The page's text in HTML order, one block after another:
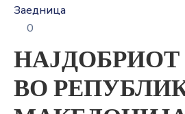
Заедница
0
ВО